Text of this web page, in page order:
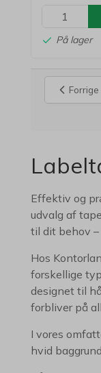
På lager
Effektiv og
udvalg af
til dit behov
Hos
forskellige
designet til
forbliver på
I vores
hvid